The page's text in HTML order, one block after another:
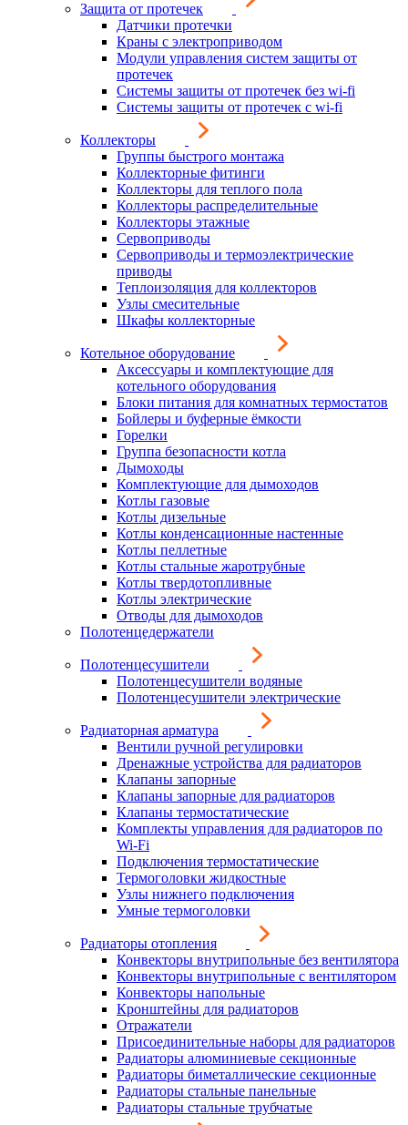
Защита от протечек
Датчики протечки
Краны с электроприводом
Модули управления систем защиты от
протечек
Системы защиты от протечек без wi-fi
Системы защиты от протечек с wi-fi
Коллекторы
Группы быстрого монтажа
Коллекторные фитинги
Коллекторы для теплого пола
Коллекторы распределительные
Коллекторы этажные
Сервоприводы
Сервоприводы и термоэлектрические
приводы
Теплоизоляция для коллекторов
Узлы смесительные
Шкафы коллекторные
Котельное оборудование
Аксессуары и комплектующие для
котельного оборудования
Блоки питания для комнатных термостатов
Бойлеры и буферные ёмкости
Горелки
Группа безопасности котла
Дымоходы
Комплектующие для дымоходов
Котлы газовые
Котлы дизельные
Котлы конденсационные настенные
Котлы пеллетные
Котлы стальные жаротрубные
Котлы твердотопливные
Котлы электрические
Отводы для дымоходов
Полотенцедержатели
Полотенцесушители
Полотенцесушители водяные
Полотенцесушители электрические
Радиаторная арматура
Вентили ручной регулировки
Дренажные устройства для радиаторов
Клапаны запорные
Клапаны запорные для радиаторов
Клапаны термостатические
Комплекты управления для радиаторов по
Wi-Fi
Подключения термостатические
Термоголовки жидкостные
Узлы нижнего подключения
Умные термоголовки
Радиаторы отопления
Конвекторы внутрипольные без вентилятора
Конвекторы внутрипольные с вентилятором
Конвекторы напольные
Кронштейны для радиаторов
Отражатели
Присоединительные наборы для радиаторов
Радиаторы алюминиевые секционные
Радиаторы биметаллические секционные
Радиаторы стальные панельные
Радиаторы стальные трубчатые